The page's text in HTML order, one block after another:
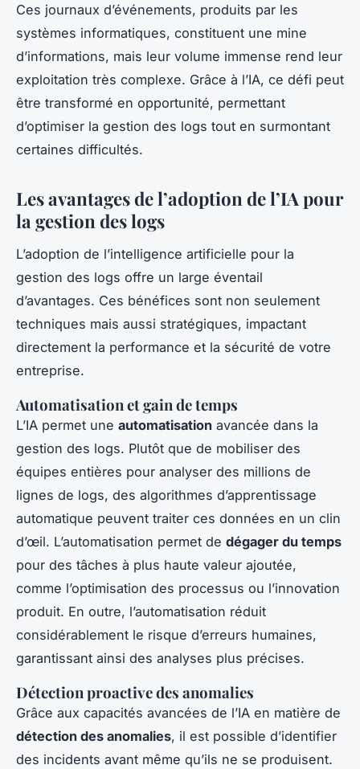
Ces journaux d’événements, produits par les
systèmes informatiques, constituent une mine
d’informations, mais leur volume immense rend leur
exploitation très complexe. Grâce à l’IA, ce défi peut
être transformé en opportunité, permettant
d’optimiser la gestion des logs tout en surmontant
certaines difficultés.
Les avantages de l’adoption de l’IA pour
la gestion des logs
L’adoption de l’intelligence artificielle pour la
gestion des logs offre un large éventail
d’avantages. Ces bénéfices sont non seulement
techniques mais aussi stratégiques, impactant
directement la performance et la sécurité de votre
entreprise.
Automatisation et gain de temps
L’IA permet une automatisation avancée dans la
gestion des logs. Plutôt que de mobiliser des
équipes entières pour analyser des millions de
lignes de logs, des algorithmes d’apprentissage
automatique peuvent traiter ces données en un clin
d’œil. L’automatisation permet de dégager du temps
pour des tâches à plus haute valeur ajoutée,
comme l’optimisation des processus ou l’innovation
produit. En outre, l’automatisation réduit
considérablement le risque d’erreurs humaines,
garantissant ainsi des analyses plus précises.
Détection proactive des anomalies
Grâce aux capacités avancées de l’IA en matière de
détection des anomalies, il est possible d’identifier
des incidents avant même qu’ils ne se produisent.